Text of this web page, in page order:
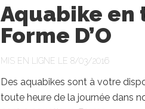
Aquabike
Forme D’O
MIS EN LIGNE LE 8/03/2016
Des aquabikes sont à votre
toute heure de la journée dans